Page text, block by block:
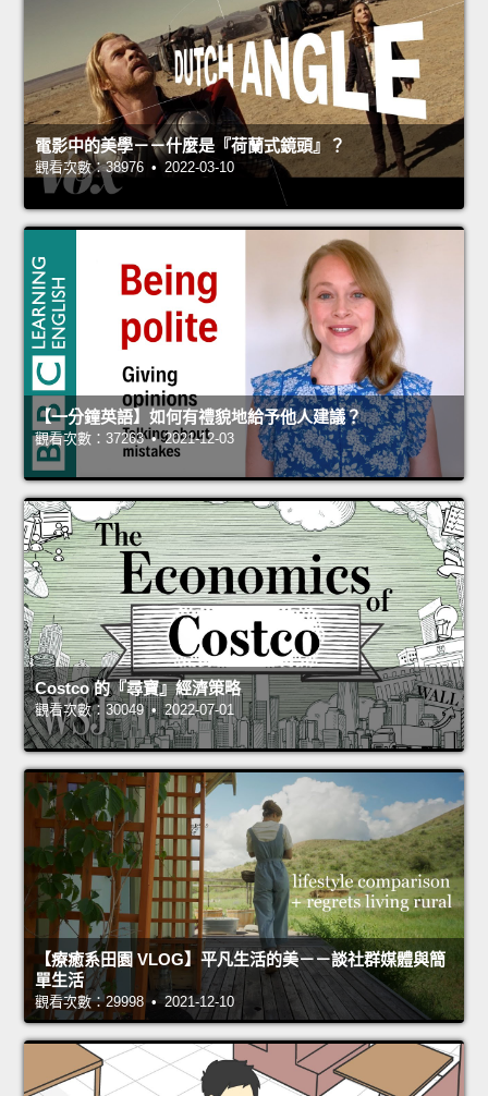
電影中的美學－－什麼是『荷蘭式鏡頭』？
觀看次數：38976 • 2022-03-10
【一分鐘英語】如何有禮貌地給予他人建議？
觀看次數：37263 • 2021-12-03
Costco 的『尋寶』經濟策略
觀看次數：30049 • 2022-07-01
【療癒系田園 VLOG】平凡生活的美－－談社群媒體與簡
單生活
觀看次數：29998 • 2021-12-10